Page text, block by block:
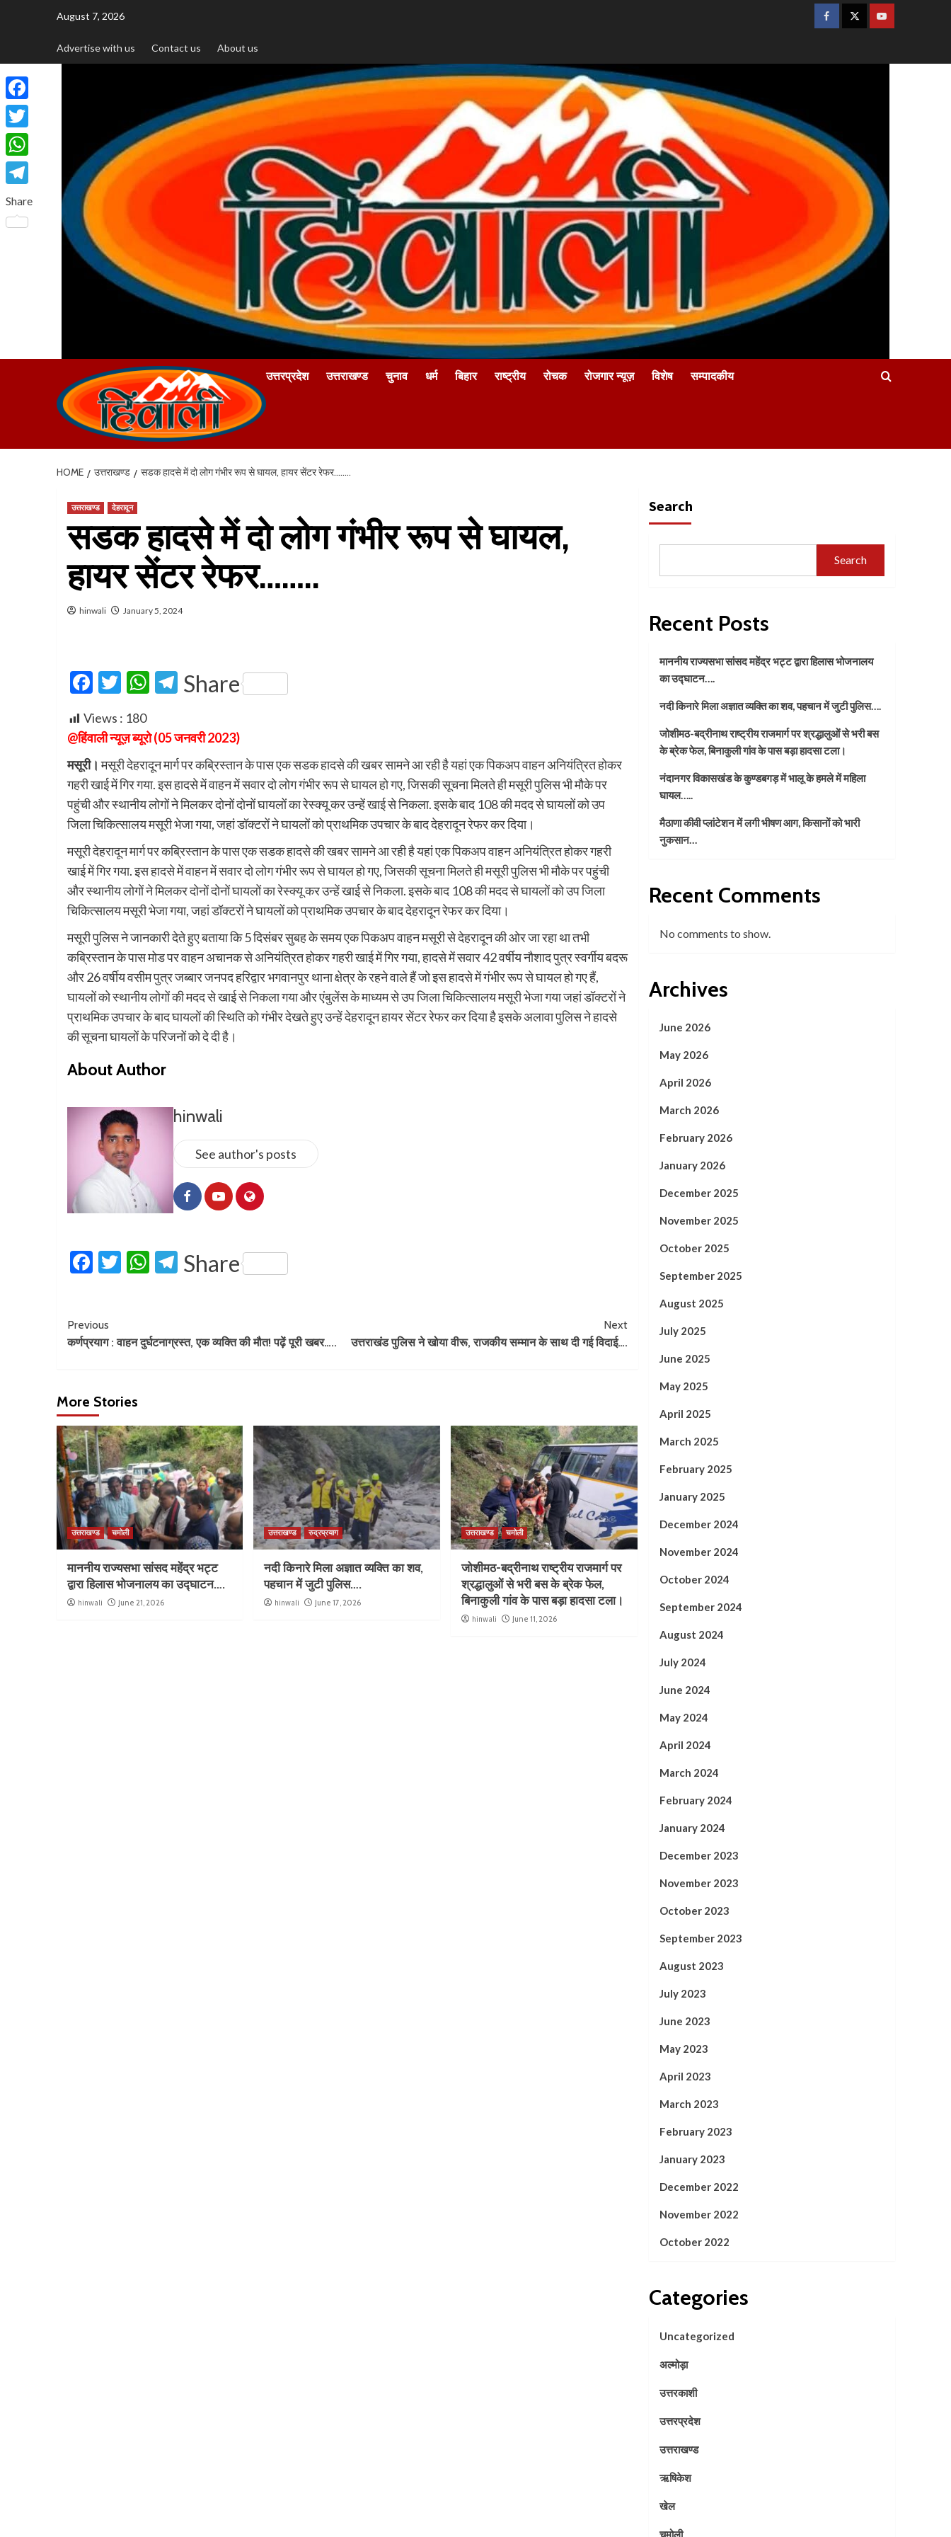
August 7, 2026
Advertise with us Contact us About us
उत्तरप्रदेश उत्तराखण्ड चुनाव धर्म बिहार राष्ट्रीय रोचक रोजगार न्यूज़ विशेष सम्पादकीय
HOME उत्तराखण्ड सडक हादसे में दो लोग गंभीर रूप से घायल, हायर सेंटर रेफर……..
उत्तराखण्ड देहरादून
सडक हादसे में दो लोग गंभीर रूप से घायल,
हायर सेंटर रेफर……..
hinwali January 5, 2024
Facebook
Twitter
WhatsApp
Telegram
Share
Views : 180
@हिंवाली न्यूज़ ब्यूरो (05 जनवरी 2023)
मसूरी।मसूरी देहरादून मार्ग पर कब्रिस्तान के पास एक सडक हादसे की खबर सामने आ रही है यहां एक पिकअप वाहन अनियंत्रित होकर
गहरी खाई में गिर गया. इस हादसे में वाहन में सवार दो लोग गंभीर रूप से घायल हो गए, जिसकी सूचना मिलते ही मसूरी पुलिस भी मौके पर
पहुंची और स्थानीय लोगों ने मिलकर दोनों दोनों घायलों का रेस्क्यू कर उन्हें खाई से निकला. इसके बाद 108 की मदद से घायलों को उप
जिला चिकित्सालय मसूरी भेजा गया, जहां डॉक्टरों ने घायलों को प्राथमिक उपचार के बाद देहरादून रेफर कर दिया।
मसूरी देहरादून मार्ग पर कब्रिस्तान के पास एक सडक हादसे की खबर सामने आ रही है यहां एक पिकअप वाहन अनियंत्रित होकर गहरी
खाई में गिर गया. इस हादसे में वाहन में सवार दो लोग गंभीर रूप से घायल हो गए, जिसकी सूचना मिलते ही मसूरी पुलिस भी मौके पर पहुंची
और स्थानीय लोगों ने मिलकर दोनों दोनों घायलों का रेस्क्यू कर उन्हें खाई से निकला. इसके बाद 108 की मदद से घायलों को उप जिला
चिकित्सालय मसूरी भेजा गया, जहां डॉक्टरों ने घायलों को प्राथमिक उपचार के बाद देहरादून रेफर कर दिया।
मसूरी पुलिस ने जानकारी देते हुए बताया कि 5 दिसंबर सुबह के समय एक पिकअप वाहन मसूरी से देहरादून की ओर जा रहा था तभी
कब्रिस्तान के पास मोड पर वाहन अचानक से अनियंत्रित होकर गहरी खाई में गिर गया, हादसे में सवार 42 वर्षीय नौशाद पुत्र स्वर्गीय बदरू
और 26 वर्षीय वसीम पुत्र जब्बार जनपद हरिद्वार भगवानपुर थाना क्षेत्र के रहने वाले हैं जो इस हादसे में गंभीर रूप से घायल हो गए हैं,
घायलों को स्थानीय लोगों की मदद से खाई से निकला गया और एंबुलेंस के माध्यम से उप जिला चिकित्सालय मसूरी भेजा गया जहां डॉक्टरों ने
प्राथमिक उपचार के बाद घायलों की स्थिति को गंभीर देखते हुए उन्हें देहरादून हायर सेंटर रेफर कर दिया है इसके अलावा पुलिस ने हादसे
की सूचना घायलों के परिजनों को दे दी है।
About Author
hinwali
See author's posts
Facebook
Twitter
WhatsApp
Telegram
Share
Previous
कर्णप्रयाग : वाहन दुर्घटनाग्रस्त, एक व्यक्ति की मौत! पढ़ें पूरी खबर…..
Next
उत्तराखंड पुलिस ने खोया वीरू, राजकीय सम्मान के साथ दी गई विदाई….
More Stories
उत्तराखण्ड चमोली
माननीय राज्यसभा सांसद महेंद्र भट्ट
द्वारा हिलास भोजनालय का उद्घाटन….
hinwali June 21, 2026
उत्तराखण्ड रुद्रप्रयाग
नदी किनारे मिला अज्ञात व्यक्ति का शव,
पहचान में जुटी पुलिस….
hinwali June 17, 2026
उत्तराखण्ड चमोली
जोशीमठ-बद्रीनाथ राष्ट्रीय राजमार्ग पर
श्रद्धालुओं से भरी बस के ब्रेक फेल,
बिनाकुली गांव के पास बड़ा हादसा टला।
hinwali June 11, 2026
Search
Search
Recent Posts
माननीय राज्यसभा सांसद महेंद्र भट्ट द्वारा हिलास भोजनालय
का उद्घाटन….
नदी किनारे मिला अज्ञात व्यक्ति का शव, पहचान में जुटी पुलिस….
जोशीमठ-बद्रीनाथ राष्ट्रीय राजमार्ग पर श्रद्धालुओं से भरी बस
के ब्रेक फेल, बिनाकुली गांव के पास बड़ा हादसा टला।
नंदानगर विकासखंड के कुण्डबगड़ में भालू के हमले में महिला
घायल…..
मैठाणा कीवी प्लांटेशन में लगी भीषण आग, किसानों को भारी
नुकसान…
Recent Comments
No comments to show.
Archives
June 2026
May 2026
April 2026
March 2026
February 2026
January 2026
December 2025
November 2025
October 2025
September 2025
August 2025
July 2025
June 2025
May 2025
April 2025
March 2025
February 2025
January 2025
December 2024
November 2024
October 2024
September 2024
August 2024
July 2024
June 2024
May 2024
April 2024
March 2024
February 2024
January 2024
December 2023
November 2023
October 2023
September 2023
August 2023
July 2023
June 2023
May 2023
April 2023
March 2023
February 2023
January 2023
December 2022
November 2022
October 2022
Categories
Uncategorized
अल्मोड़ा
उत्तरकाशी
उत्तरप्रदेश
उत्तराखण्ड
ऋषिकेश
खेल
चमोली
Facebook
Twitter
WhatsApp
Telegram
Share